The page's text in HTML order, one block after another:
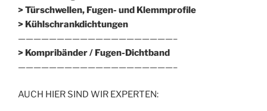
> Türschwellen, Fugen- und Klemmprofile
> Kühlschrankdichtungen
————————————————————–
> Kompribänder / Fugen-Dichtband
————————————————————–
AUCH HIER SIND WIR EXPERTEN: